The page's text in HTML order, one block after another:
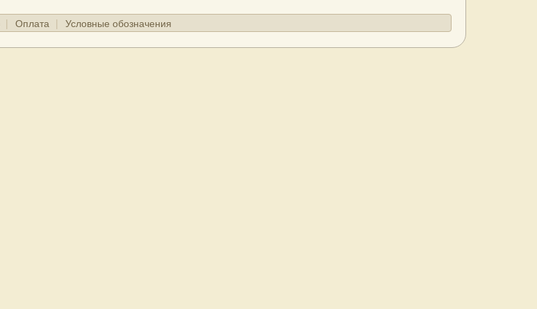
Оплата Условные обозначения